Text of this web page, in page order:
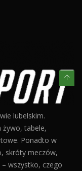
lubelskim.
żywo, tabele,
Ponadto w
skróty meczów,
wszystko, czego